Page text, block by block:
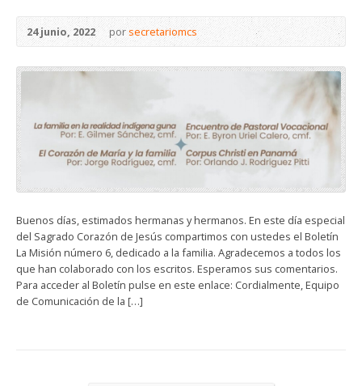
24 junio, 2022 porsecretariomcs
Buenos días, estimados hermanas y hermanos. En este día especial
del Sagrado Corazón de Jesús compartimos con ustedes el Boletín
La Misión número 6, dedicado a la familia. Agradecemos a todos los
que han colaborado con los escritos. Esperamos sus comentarios.
Para acceder al Boletín pulse en este enlace: Cordialmente, Equipo
de Comunicación de la […]